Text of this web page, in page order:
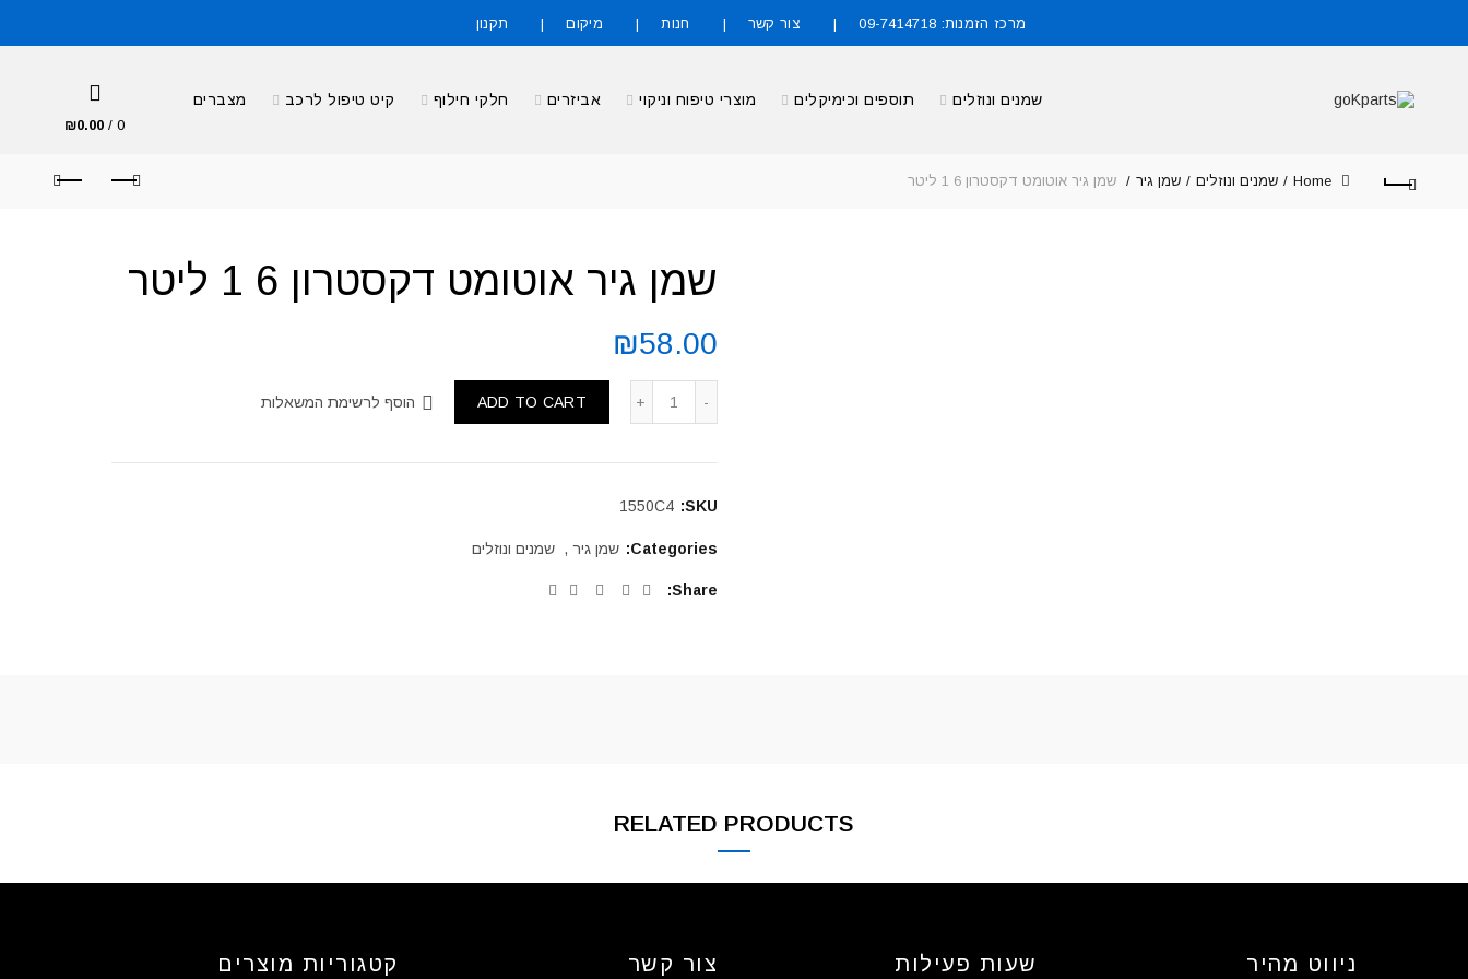
מרכז הזמנות: 09-7414718 צור קשר חנות מיקום תקנון
שמנים ונוזלים תוספים וכימיקלים מוצרי טיפוח וניקוי אביזרים חלקי חילוף קיט טיפול לרכב מצברים
0
/
₪0.00
Home שמנים ונוזלים שמן גיר שמן גיר אוטומט דקסטרון 6 1 ליטר
שמן גיר אוטומט דקסטרון 6 1 ליטר
₪58.00
ADD TO CART הוסף לרשימת המשאלות
SKU:
1550C4
Categories: שמן גיר , שמנים ונוזלים
Share
RELATED PRODUCTS
ניווט מהיר שעות פעילות צור קשר קטגוריות מוצרים